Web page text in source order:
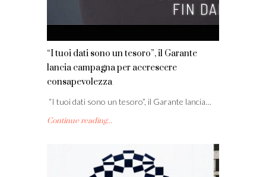
“I tuoi dati sono un tesoro”, il Garante
lancia campagna per accrescere
consapevolezza
“I tuoi dati sono un tesoro”, il Garante lancia…
Continue reading...